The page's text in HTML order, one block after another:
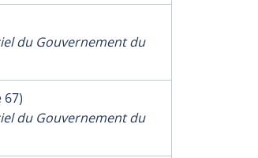
du Gouvernement du
du Gouvernement du